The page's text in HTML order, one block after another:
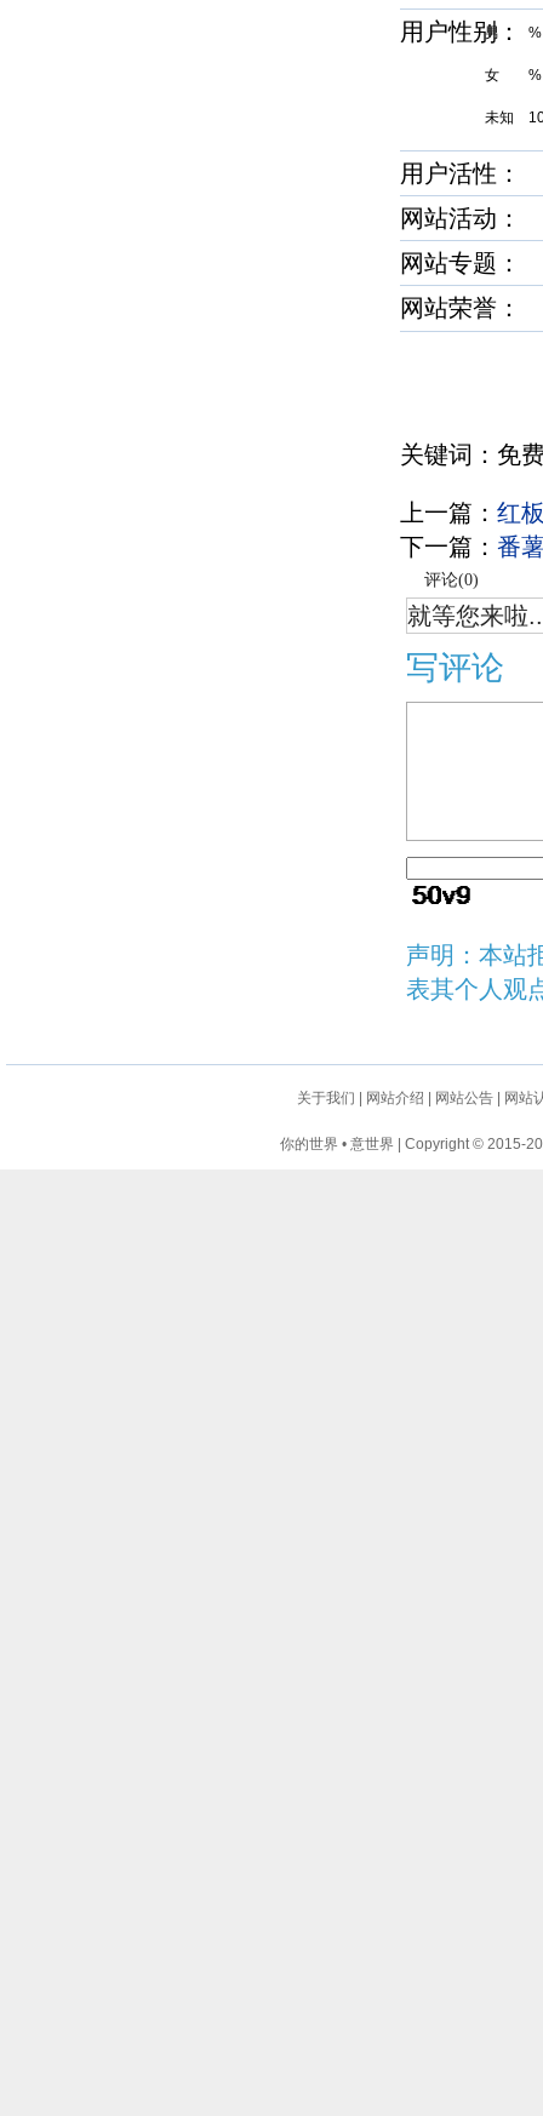
用户性别
男 %
女 %
未知
用户活性
网站活动：
网站专题：
网站荣誉
关键词：免
上一篇： 红
下一篇： 番
评论(0)
就等您来啦
写评论
声明：本站
表其个人观
关于我们 网站介绍 网站公告 网站
你的世界 • 意世界 | Copyright © 2015-